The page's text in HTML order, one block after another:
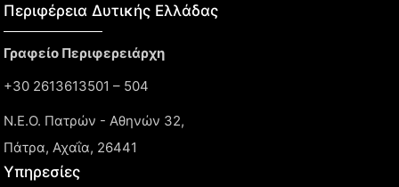
Περιφέρεια Δυτικής Ελλάδας​
Γραφείο Περιφερειάρχη
+30 2613613501 – 504
Ν.Ε.Ο. Πατρών - Αθηνών 32,
Πάτρα, Αχαΐα, 26441
Υπηρεσίες